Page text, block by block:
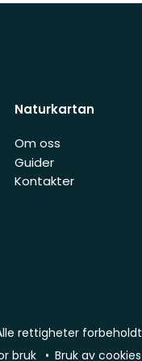
Naturkartan
Om oss
Guider
Kontakter
rettigheter forbeholdt
bruk Bruk av cookies